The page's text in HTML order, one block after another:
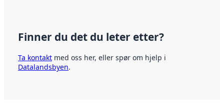
Finner du det du leter etter?
Ta kontakt med oss her, eller spør om hjelp i
Datalandsbyen.